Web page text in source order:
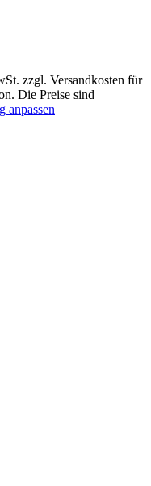
zzgl. Versandkosten für
Die Preise sind
anpassen